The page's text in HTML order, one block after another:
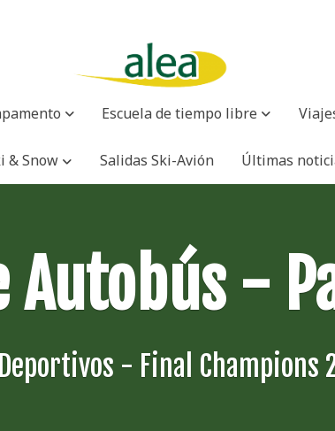
Escuela de tiempo libre
& Snow Salidas Ski-Avión Últimas
Autobús -
- Final Champions